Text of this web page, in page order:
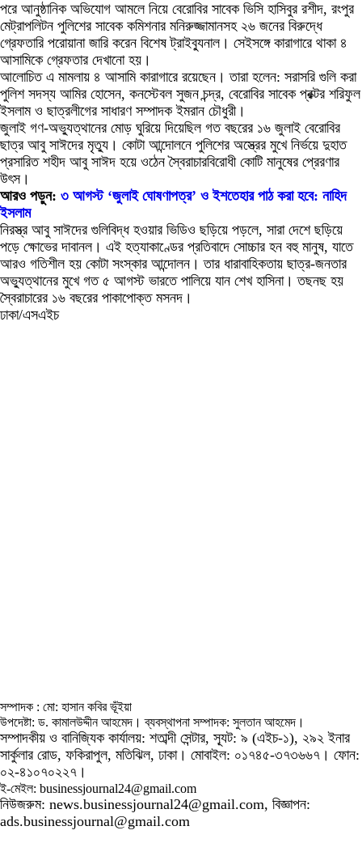
পরে আনুষ্ঠানিক অভিযোগ আমলে নিয়ে বেরোবির সাবেক ভিসি হাসিবুর রশীদ, রংপুর
মেট্রাপলিটন পুলিশের সাবেক কমিশনার মনিরুজ্জামানসহ ২৬ জনের বিরুদ্ধে
গ্রেফতারি পরোয়ানা জারি করেন বিশেষ ট্রাইব্যুনাল। সেইসঙ্গে কারাগারে থাকা ৪
আসামিকে গ্রেফতার দেখানো হয়।
আলোচিত এ মামলায় ৪ আসামি কারাগারে রয়েছেন। তারা হলেন: সরাসরি গুলি করা
পুলিশ সদস্য আমির হোসেন, কনস্টেবল সুজন চন্দ্র, বেরোবির সাবেক প্রক্টর শরিফুল
ইসলাম ও ছাত্রলীগের সাধারণ সম্পাদক ইমরান চৌধুরী।
জুলাই গণ-অভ্যুত্থানের মোড় ঘুরিয়ে দিয়েছিল গত বছরের ১৬ জুলাই বেরোবির
ছাত্র আবু সাঈদের মৃত্যু। কোটা আন্দোলনে পুলিশের অস্ত্রের মুখে নির্ভয়ে দুহাত
প্রসারিত শহীদ আবু সাঈদ হয়ে ওঠেন স্বৈরাচারবিরোধী কোটি মানুষের প্রেরণার
উৎস।
আরও পড়ুন: ৩ আগস্ট ‘জুলাই ঘোষণাপত্র’ ও ইশতেহার পাঠ করা হবে: নাহিদ
ইসলাম
নিরস্ত্র আবু সাঈদের গুলিবিদ্ধ হওয়ার ভিডিও ছড়িয়ে পড়লে, সারা দেশে ছড়িয়ে
পড়ে ক্ষোভের দাবানল। এই হত্যাকাণ্ডের প্রতিবাদে সোচ্চার হন বহু মানুষ, যাতে
আরও গতিশীল হয় কোটা সংস্কার আন্দোলন। তার ধারাবাহিকতায় ছাত্র-জনতার
অভ্যুত্থানের মুখে গত ৫ আগস্ট ভারতে পালিয়ে যান শেখ হাসিনা। তছনছ হয়
স্বৈরাচারের ১৬ বছরের পাকাপোক্ত মসনদ।
ঢাকা/এসএইচ
সম্পাদক : মো: হাসান কবির ভূঁইয়া
উপদেষ্টা: ড. কামালউদ্দীন আহমেদ। ব্যবস্থাপনা সম্পাদক: সুলতান আহমেদ।
সম্পাদকীয় ও বানিজ্যিক কার্যালয়: শতাব্দী সেন্টার, স্যূট: ৯ (এইচ-১), ২৯২ ইনার
সার্কুলার রোড, ফকিরাপুল, মতিঝিল, ঢাকা। মোবাইল: ০১৭৪৫-৩৭৩৬৬৭। ফোন:
০২-৪১০৭০২২৭।
ই-মেইল: businessjournal24@gmail.com
নিউজরুম: news.businessjournal24@gmail.com, বিজ্ঞাপন:
ads.businessjournal@gmail.com